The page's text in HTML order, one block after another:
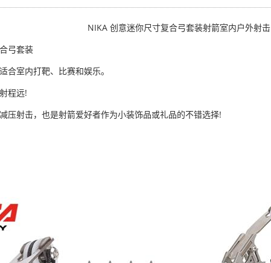
NIKA 创意迷你尺寸复合弓套装射箭室内户外射击
弓套装
合室内打靶、比赛和娱乐。
程远!
压射击，也是射箭爱好者作为小装饰品或礼品的不错选择!